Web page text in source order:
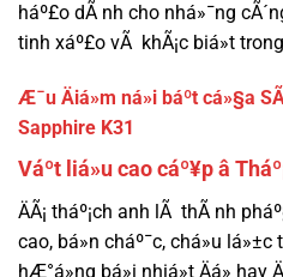
háº£o dÃ nh cho nhá»¯ng
tinh xáº£o vÃ khÃ¡c biá»t
Æ¯u Äiá»m ná»i báº­t cá»§a
Sapphire K31
Váº­t liá»u cao cáº¥p â
ÄÃ¡ tháº¡ch anh lÃ thÃ nh
cao, bá»n cháº¯c, chá»u lá»±c
hÆ°á»ng bá»i nhiá»t Äá»